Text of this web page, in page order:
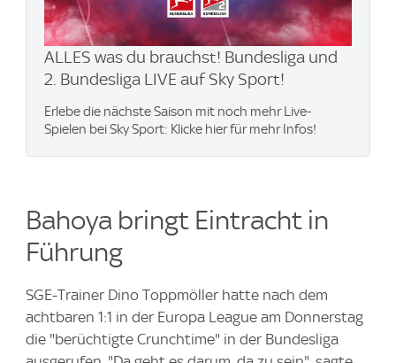
ALLES was du brauchst! Bundesliga und
2. Bundesliga LIVE auf Sky Sport!
Erlebe die nächste Saison mit noch mehr Live-
Spielen bei Sky Sport: Klicke hier für mehr Infos!
Bahoya bringt Eintracht in
Führung
SGE-Trainer Dino Toppmöller hatte nach dem
achtbaren 1:1 in der Europa League am Donnerstag
die "berüchtigte Crunchtime" in der Bundesliga